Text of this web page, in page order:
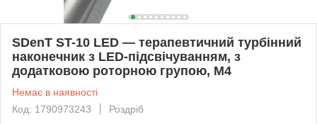
SDenT ST-10 LED — терапевтичний турбінний
наконечник з LED-підсвічуванням, з
додатковою роторною групою, М4
Немає в наявності
Код: 1790973243
Роздріб